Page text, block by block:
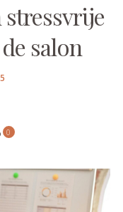
stressvrije
salon
0